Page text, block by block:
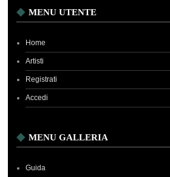
MENU UTENTE
Home
Artisti
Registrati
Accedi
MENU GALLERIA
Guida